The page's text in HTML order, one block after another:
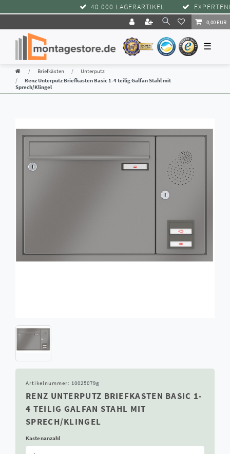
40.000 LAGERARTIKEL
0,00 EUR
☰
Briefkästen
Unterputz
Renz Unterputz Briefkasten Basic 1-4 teilig Galfan Stahl mit
Sprech/Klingel
Artikelnummer: 10025079g
RENZ UNTERPUTZ BRIEFKASTEN BASIC 1-
4 TEILIG GALFAN STAHL MIT
SPRECH/KLINGEL
Kastenanzahl